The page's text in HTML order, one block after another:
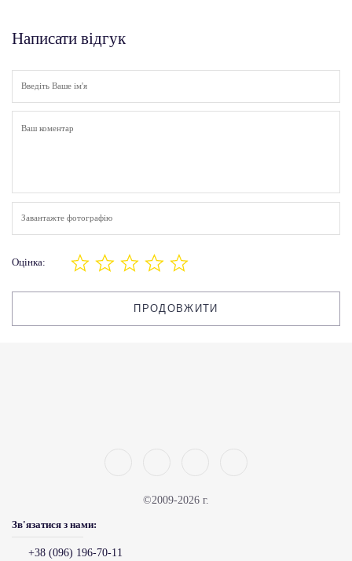
Написати відгук
Завантажте фотографію
Оцінка:
ПРОДОВЖИТИ
©2009-2026 г.
Зв'язатися з нами:
+38 (096) 196-70-11